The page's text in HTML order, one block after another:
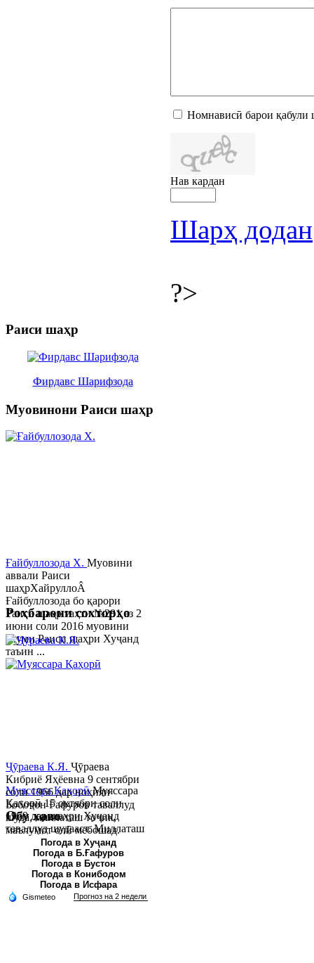
Номнависӣ барои қабули
Нав кардан
Шарҳ додан
?>
Раиси шаҳр
Фирдавс Шарифзода
Муовинони Раиси шаҳр
Ғайбуллозода Х. Муовини
аввали Раиси
шаҳрХайруллоÂ
Ғайбуллозода бо қарори
Раиси шаҳр таҳти №281 аз 2
июни соли 2016 муовини
якуми Раиси шаҳри Хуҷанд
таъин ...
Муяссара ҚаҳорӣМуяссара
Қаҳорӣ 15 октябри соли
1979 дар шаҳри Хуҷанд
таваллуд шудааст. Миллаташ
тоҷик. Маълумот олӣ. Соли
2002 Донишгоҳи давлатии
Хуҷанд ба...
Роҳбарони сохторҳо
Ҷӯраева К.Я. Ҷӯраева
Кибриё Яҳёевна 9 сентябри
соли 1966 дар ноҳияи
Бобоҷон Ғафуров таваллуд
шуда, миллаташ тоҷик,
маълумот олӣ мебошад.
Соли 1997 Донишг...
Обу хаво
Погода в Хуҷанд
Погода в Б.Ғафуров
Погода в Бустон
Погода в Конибодом
Погода в Исфара